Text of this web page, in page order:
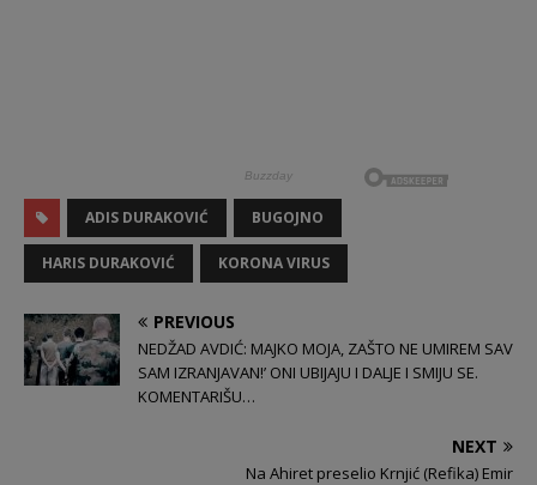
ADIS DURAKOVIĆ BUGOJNO
HARIS DURAKOVIĆ KORONA VIRUS
PREVIOUS
NEDŽAD AVDIĆ: MAJKO MOJA, ZAŠTO NE UMIREM SAV
SAM IZRANJAVAN!’ ONI UBIJAJU I DALJE I SMIJU SE.
KOMENTARIŠU…
NEXT
Na Ahiret preselio Krnjić (Refika) Emir